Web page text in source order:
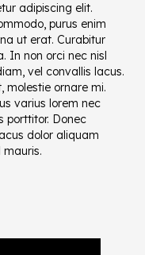
adipiscing elit.
purus enim
ut erat. Curabitur
In non orci nec nisl
vel convallis lacus.
molestie ornare mi.
varius lorem nec
porttitor. Donec
dolor aliquam